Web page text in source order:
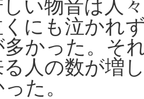
い物音は人
くにも泣かれ
多かった。そ
人の数が増
た。